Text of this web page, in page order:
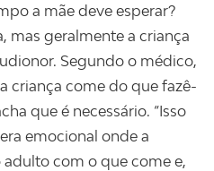
a mãe deve esperar?
mas geralmente a criança
Segundo o médico,
criança come do que fazê-
que é necessário. “Isso
emocional onde a
com o que come e,